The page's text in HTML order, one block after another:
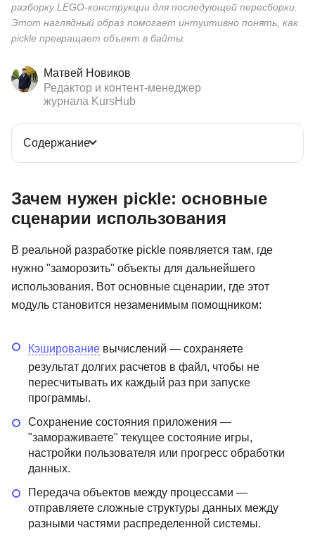
разборку LEGO-конструкции для последующей пересборки.
Этот наглядный образ помогает интуитивно понять, как
pickle превращает объект в байты.
Матвей Новиков
Редактор и контент-менеджер
журнала KursHub
Содержание
Зачем нужен pickle: основные
сценарии использования
В реальной разработке pickle появляется там, где
нужно "заморозить" объекты для дальнейшего
использования. Вот основные сценарии, где этот
модуль становится незаменимым помощником:
Кэширование вычислений — сохраняете
результат долгих расчетов в файл, чтобы не
пересчитывать их каждый раз при запуске
программы.
Сохранение состояния приложения —
"замораживаете" текущее состояние игры,
настройки пользователя или прогресс обработки
данных.
Передача объектов между процессами —
отправляете сложные структуры данных между
разными частями распределенной системы.